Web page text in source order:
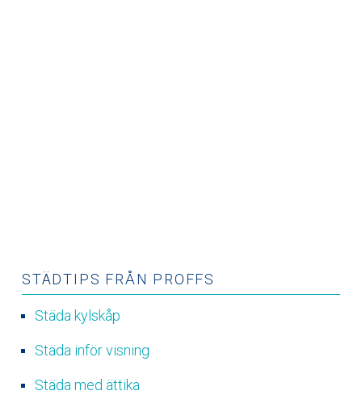
STÄDTIPS FRÅN PROFFS
Städa kylskåp
Städa inför visning
Städa med ättika